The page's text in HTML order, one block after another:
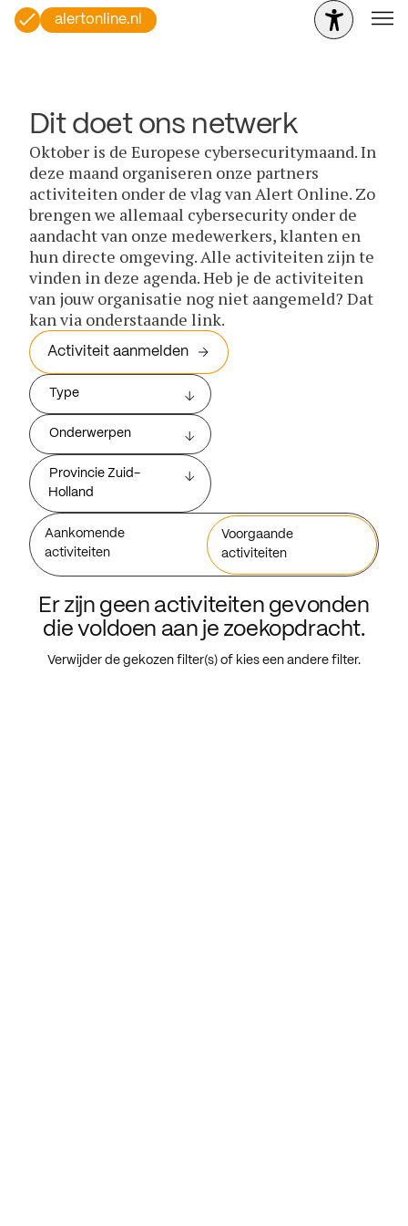
alertonline.nl
Dit doet ons netwerk
Oktober is de Europese cybersecuritymaand. In
deze maand organiseren onze partners
activiteiten onder de vlag van Alert Online. Zo
brengen we allemaal cybersecurity onder de
aandacht van onze medewerkers, klanten en
hun directe omgeving. Alle activiteiten zijn te
vinden in deze agenda. Heb je de activiteiten
van jouw organisatie nog niet aangemeld? Dat
kan via onderstaande link.
Activiteit aanmelden
Type
Onderwerpen
Provincie Zuid-
Holland
Aankomende
activiteiten
Voorgaande
activiteiten
Er zijn geen activiteiten gevonden
die voldoen aan je zoekopdracht.
Verwijder de gekozen filter(s) of kies een andere filter.